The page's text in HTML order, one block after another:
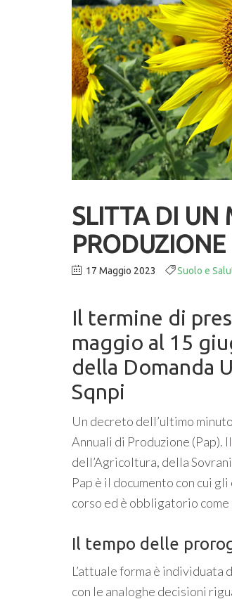
SLITTA DI UN
PRODUZIONE
17 Maggio 2023 Suolo e
Il termine di
maggio al 15
della Domanda
Sqnpi
Un decreto dell’ultimo
Annuali di Produzione (Pap). Il
dell’Agricoltura, della
Pap è il documento con cui
corso ed è obbligatorio
Il tempo delle
L’attuale forma è
con le analoghe decisioni